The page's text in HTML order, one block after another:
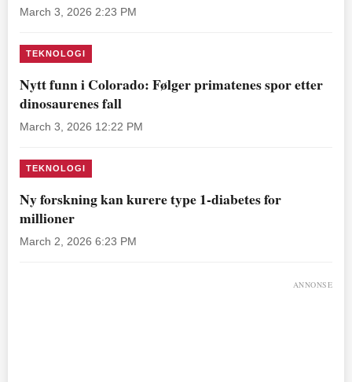
March 3, 2026 2:23 PM
TEKNOLOGI
Nytt funn i Colorado: Følger primatenes spor etter
dinosaurenes fall
March 3, 2026 12:22 PM
TEKNOLOGI
Ny forskning kan kurere type 1-diabetes for
millioner
March 2, 2026 6:23 PM
ANNONSE